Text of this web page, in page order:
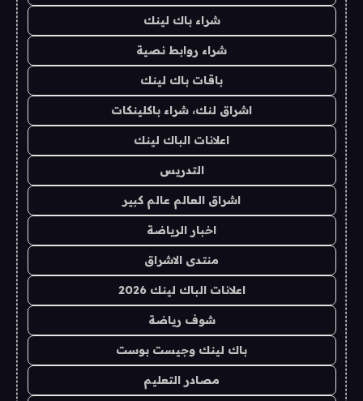
شراء باك لينك
شراء روابط نصية
باقات باك لينك
اشراق لنك، شراء باكلينكات
اعلانات الباك لينك
التدريس
اشراق العالم عالم كبير
اخبار الرياضة
منتدى الاشراق
اعلانات الباك لينك 2026
شوف رياضة
باك لينك وجيست بوست
مصادر التعليم